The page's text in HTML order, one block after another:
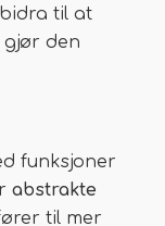
til at
den
funksjoner
abstrakte
til mer